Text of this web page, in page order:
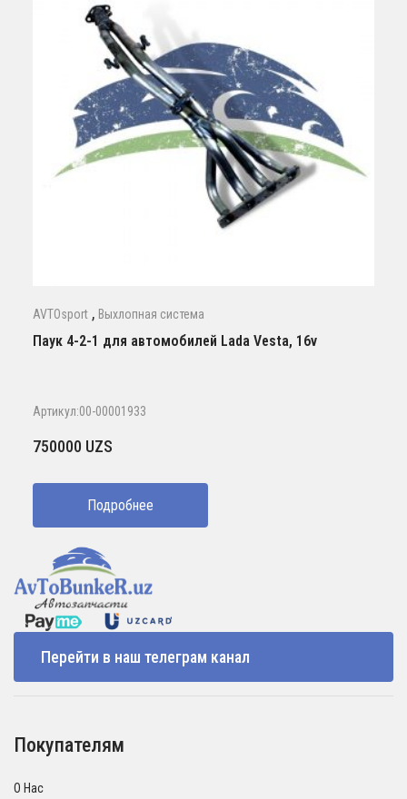
AVTOsport , Выхлопная система
Паук 4-2-1 для автомобилей Lada Vesta, 16v
Артикул:00-00001933
750000 UZS
Подробнее
Перейти в наш телеграм канал
Покупателям
О Нас